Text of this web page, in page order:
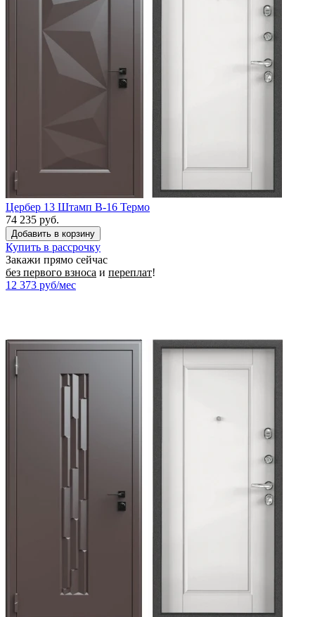
Цербер 13 Штамп B-16 Термо
74 235 руб.
Купить в рассрочку
Закажи прямо сейчас
без первого взноса и переплат!
12 373 руб/мес